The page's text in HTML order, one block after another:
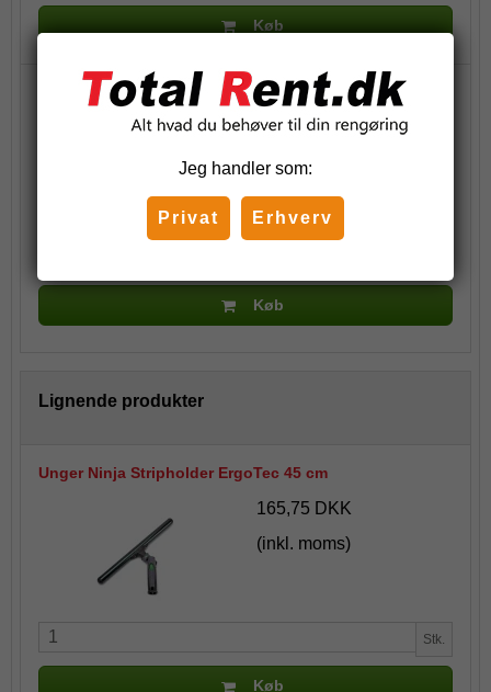
Køb
Unger Power microfiber Overtræk 45 cm - Black serien
179,38 DKK
(inkl. moms)
Køb
Lignende produkter
Unger Ninja Stripholder ErgoTec 45 cm
165,75 DKK
(inkl. moms)
Stk.
Køb
Jeg handler som:
Privat Erhverv